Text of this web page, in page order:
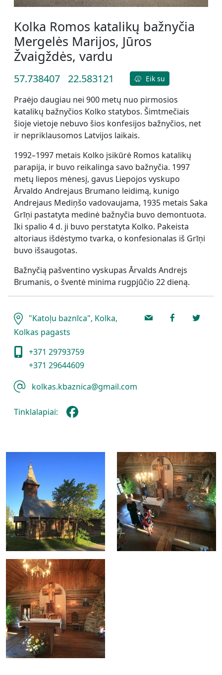
Kolka Romos katalikų bažnyčia
Mergelės Marijos, Jūros
Žvaigždės, vardu
57.738407 22.583121 Eik su
Praėjo daugiau nei 900 metų nuo pirmosios
katalikų bažnyčios Kolko statybos. Šimtmečiais
šioje vietoje nebuvo šios konfesijos bažnyčios, net
ir nepriklausomos Latvijos laikais.
1992–1997 metais Kolko įsikūrė Romos katalikų
parapija, ir buvo reikalinga savo bažnyčia. 1997
metų liepos mėnesį, gavus Liepojos vyskupo
Ārvaldo Andrejaus Brumano leidimą, kunigo
Andrejaus Mediņšo vadovaujama, 1935 metais Saka
Grīņi pastatyta medinė bažnyčia buvo demontuota.
Iki spalio 4 d. ji buvo perstatyta Kolko. Pakeista
altoriaus išdėstymo tvarka, o konfesionalas iš Grīņi
buvo išsaugotas.
Bažnyčią pašventino vyskupas Ārvalds Andrejs
Brumanis, o šventė minima rugpjūčio 22 dieną.
"Katoļu baznīca", Kolka,
Kolkas pagasts
+371 29793759
+371 29644609
kolkas.kbaznica@gmail.com
Tinklalapiai: